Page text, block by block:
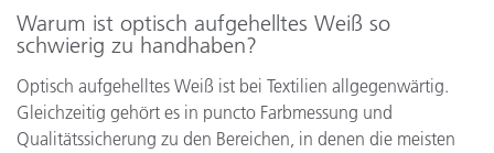
Warum ist optisch aufgehelltes Weiß so
schwierig zu handhaben?
Optisch aufgehelltes Weiß ist bei Textilien allgegenwärtig.
Gleichzeitig gehört es in puncto Farbmessung und
Qualitätssicherung zu den Bereichen, in denen die meisten